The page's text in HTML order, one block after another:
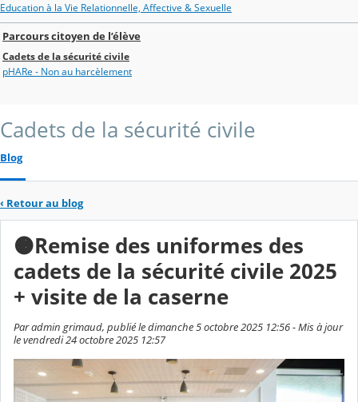
Education à la Vie Relationnelle, Affective & Sexuelle
Parcours citoyen de l’élève
Cadets de la sécurité civile
pHARe - Non au harcèlement
Cadets de la sécurité civile
Blog
‹ Retour au blog
🟠Remise des uniformes des
cadets de la sécurité civile 2025
+ visite de la caserne
Par admin grimaud, publié le dimanche 5 octobre 2025 12:56 - Mis à jour
le vendredi 24 octobre 2025 12:57